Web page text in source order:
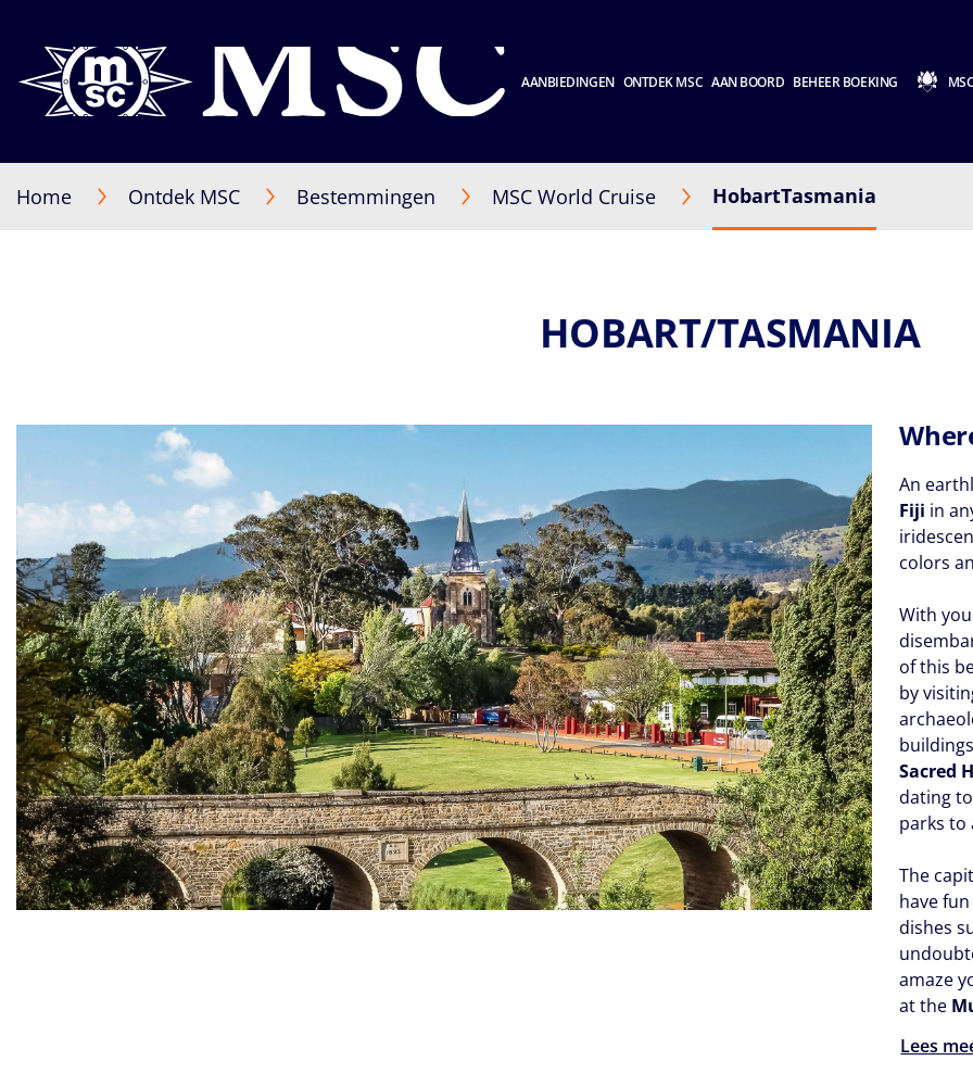
AANBIEDINGEN ONTDEK MSC AAN BOORD BEHEER BOEKING
Home Ontdek MSC Bestemmingen MSC World Cruise HobartTasmania
HOBART/TASMANIA
An
Fiji in
colors
With
of this
by
Sacred
dating
parks to
The
have
dishes
amaze
at the
Lees